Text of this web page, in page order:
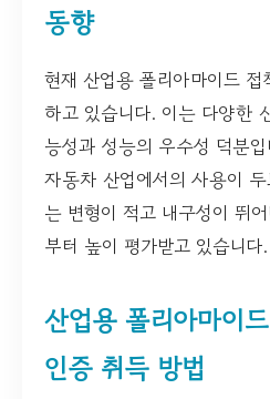
동향
현재 산업용 폴리아마이드
하고 있습니다. 이는 다양한
능성과 성능의 우수성 덕분
자동차 산업에서의 사용이
는 변형이 적고 내구성이 뛰
부터 높이 평가받고 있습니다.
산업용 폴리아마이
인증 취득 방법